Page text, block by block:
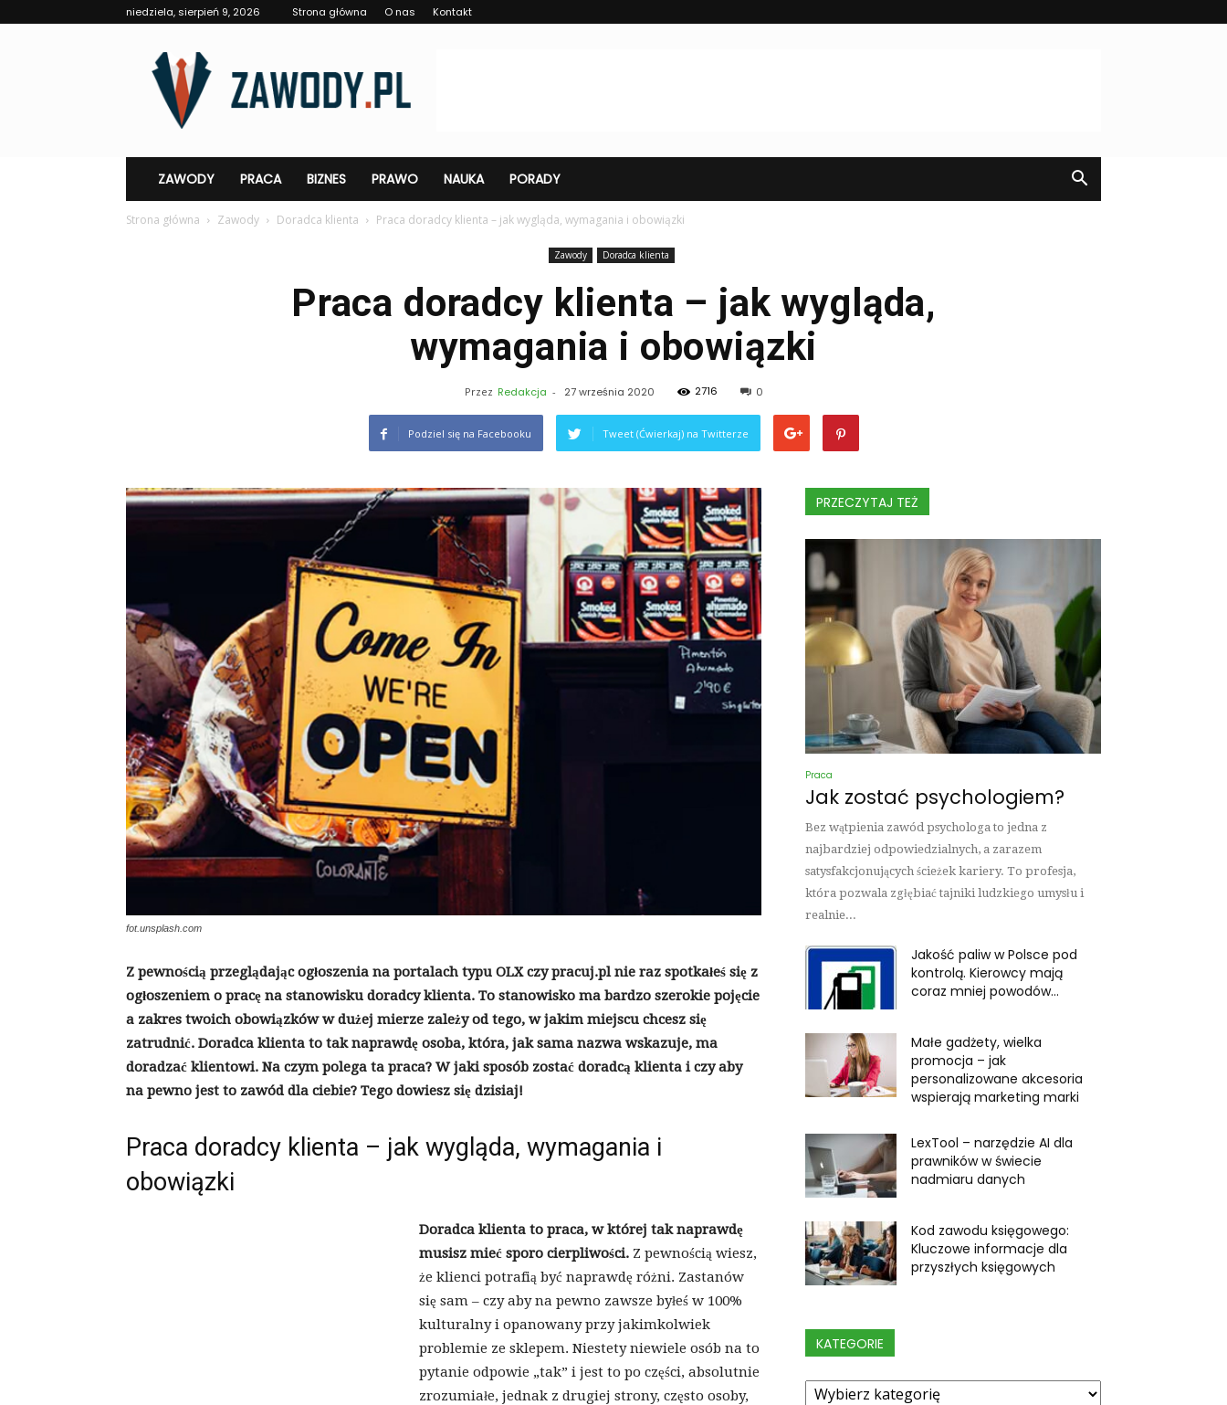
niedziela, sierpień 9, 2026 Strona główna O nas Kontakt
Zawody.pl
ZAWODY PRACA BIZNES PRAWO NAUKA PORADY
Strona główna Zawody Doradca klienta Praca doradcy klienta – jak wygląda, wymagania i obowiązki
Zawody Doradca klienta
Praca doradcy klienta – jak wygląda,
wymagania i obowiązki
Przez Redakcja - 27 września 2020 2716 0
Podziel się na Facebooku Tweet (Ćwierkaj) na Twitterze
fot.unsplash.com
Z pewnością przeglądając ogłoszenia na portalach typu OLX czy pracuj.pl nie raz spotkałeś się z
ogłoszeniem o pracę na stanowisku doradcy klienta. To stanowisko ma bardzo szerokie pojęcie
a zakres twoich obowiązków w dużej mierze zależy od tego, w jakim miejscu chcesz się
zatrudnić. Doradca klienta to tak naprawdę osoba, która, jak sama nazwa wskazuje, ma
doradzać klientowi. Na czym polega ta praca? W jaki sposób zostać doradcą klienta i czy aby
na pewno jest to zawód dla ciebie? Tego dowiesz się dzisiaj!
Praca doradcy klienta – jak wygląda, wymagania i
obowiązki
Doradca klienta to praca, w której tak naprawdę
musisz mieć sporo cierpliwości. Z pewnością wiesz,
że klienci potrafią być naprawdę różni. Zastanów
się sam – czy aby na pewno zawsze byłeś w 100%
kulturalny i opanowany przy jakimkolwiek
problemie ze sklepem. Niestety niewiele osób na to
pytanie odpowie „tak” i jest to po części, absolutnie
zrozumiałe, jednak z drugiej strony, często osoby,
PRZECZYTAJ TEŻ
Praca
Jak zostać psychologiem?
Bez wątpienia zawód psychologa to jedna z
najbardziej odpowiedzialnych, a zarazem
satysfakcjonujących ścieżek kariery. To profesja,
która pozwala zgłębiać tajniki ludzkiego umysłu i
realnie...
Jakość paliw w Polsce pod
kontrolą. Kierowcy mają
coraz mniej powodów...
Małe gadżety, wielka
promocja – jak
personalizowane akcesoria
wspierają marketing marki
LexTool – narzędzie AI dla
prawników w świecie
nadmiaru danych
Kod zawodu księgowego:
Kluczowe informacje dla
przyszłych księgowych
KATEGORIE
Kategorie